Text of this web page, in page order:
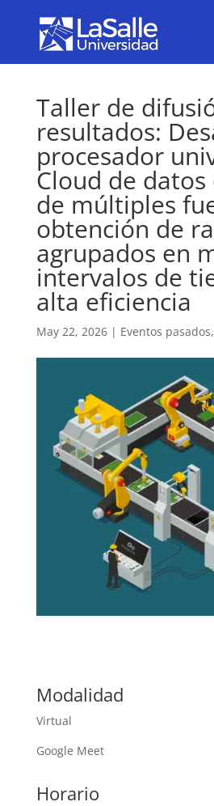
Taller de
resultados:
procesador
Cloud de
de múltiples
obtención de
agrupados en
intervalos de
alta eficiencia
May 22, 2026| Eventos pasados,
Modalidad
Virtual
Google Meet
Horario